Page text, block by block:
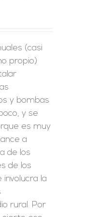
(casi
propio)
y bombas
y se
es muy
a
de los
de los
la
rural. Por